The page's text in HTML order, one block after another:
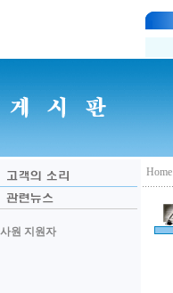
사원 지원자
Home